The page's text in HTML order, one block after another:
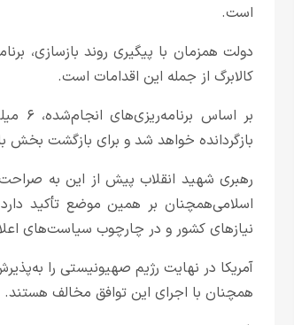
است.
دولت همزمان با پیگیری روند بازسازی،
کالابرگ از جمله این اقدامات است.
بازگردانده خواهد شد و برای بازگشت بخش
رهبری شهید انقلاب پیش از این به
اسلامی‌همچنان بر همین موضع تأکید
نیازهای کشور و در چارچوب سیاست‌های
آمریکا در نهایت رژیم صهیونیستی را
همچنان با اجرای این توافق مخالف هستند.